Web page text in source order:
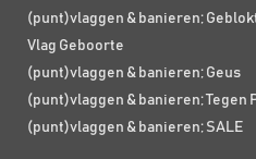
(punt)vlaggen & banieren;
Vlag Geboorte
(punt)vlaggen & banieren; Geus
(punt)vlaggen & banieren; Tegen
(punt)vlaggen & banieren; SALE